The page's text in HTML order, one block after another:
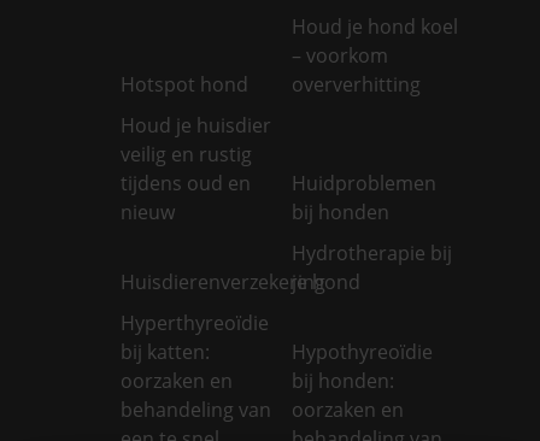
Hotspot hond
Houd je hond koel
– voorkom
oververhitting
Houd je huisdier
veilig en rustig
tijdens oud en
nieuw
Huidproblemen
bij honden
Huisdierenverzekering
Hydrotherapie bij
je hond
Hyperthyreoïdie
bij katten:
oorzaken en
behandeling van
Hypothyreoïdie
bij honden:
oorzaken en